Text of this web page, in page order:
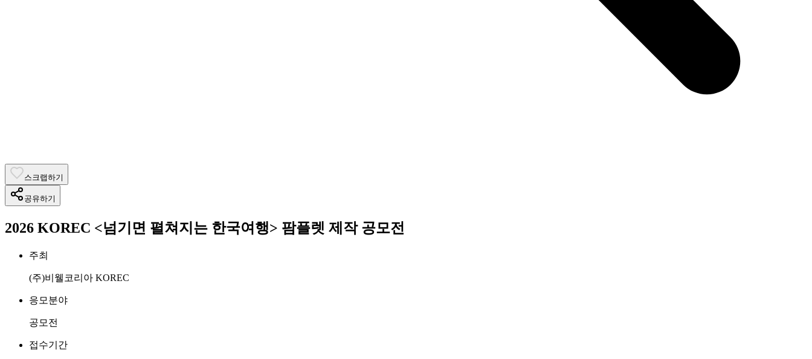
스크랩하기
공유하기
2026 KOREC <넘기면 펼쳐지는 한국여행> 팜플렛 제작 공모전
주최
(주)비웰코리아 KOREC
응모분야
공모전
접수기간